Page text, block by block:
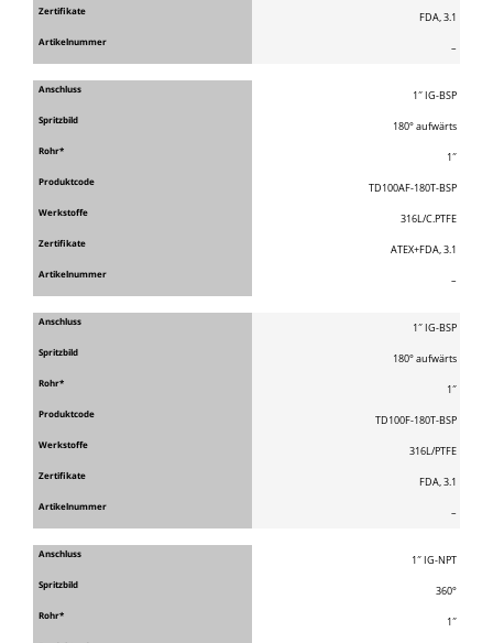
FDA, 3.1
–
1″ IG-BSP
180° aufwärts
1″
TD100AF-180T-BSP
316L/C.PTFE
ATEX+FDA, 3.1
–
1″ IG-BSP
180° aufwärts
1″
TD100F-180T-BSP
316L/PTFE
FDA, 3.1
–
1″ IG-NPT
360°
1″